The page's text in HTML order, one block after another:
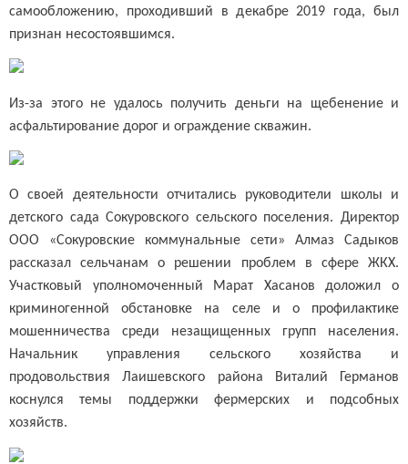
самообложению, проходивший в декабре 2019 года, был
признан несостоявшимся.
Из-за этого не удалось получить деньги на щебенение и
асфальтирование дорог и ограждение скважин.
О своей деятельности отчитались руководители школы и
детского сада Сокуровского сельского поселения. Директор
ООО «Сокуровские коммунальные сети» Алмаз Садыков
рассказал сельчанам о решении проблем в сфере ЖКХ.
Участковый уполномоченный Марат Хасанов доложил о
криминогенной обстановке на селе и о профилактике
мошенничества среди незащищенных групп населения.
Начальник управления сельского хозяйства и
продовольствия Лаишевского района Виталий Германов
коснулся темы поддержки фермерских и подсобных
хозяйств.